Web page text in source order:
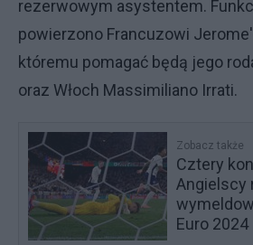
rezerwowym asystentem.
powierzono Francuzowi
któremu pomagać będą jego
oraz Włoch Massimiliano Irrati.
Zobacz także
Cztery
Angielscy
Euro 2024